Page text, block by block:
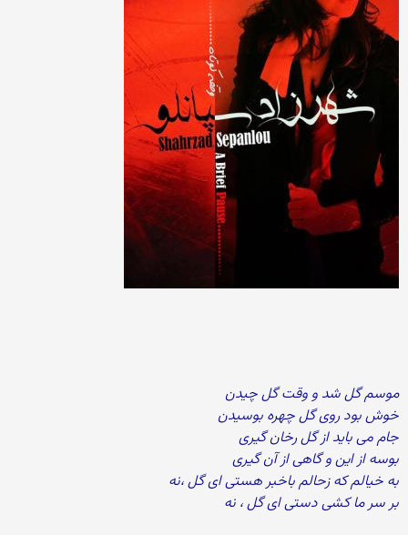
موسم گل شد و وقت گل چیدن
خوش بود روی گل چهره بوسیدن
جام می باید از گل رخان گیری
بوسه از این و گاهی از آن گیری
به خیالم که زحالم باخبر هستی ای گل ،نه
بر سر ما کشی دستی ای گل ، نه